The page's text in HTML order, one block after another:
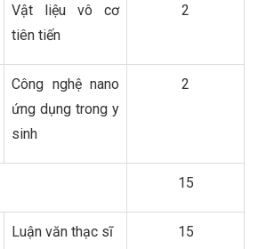
Vật liệu vô cơ
tiên tiến
2
Công nghệ nano
ứng dụng trong y
sinh
2
15
Luận văn thạc sĩ 15